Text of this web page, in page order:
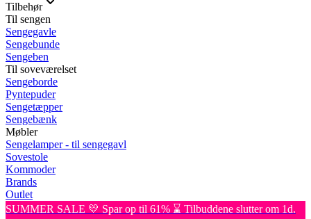
Tilbehør
Til sengen
Sengegavle
Sengebunde
Sengeben
Til soveværelset
Sengeborde
Pyntepuder
Sengetæpper
Sengebænk
Møbler
Sengelamper - til sengegavl
Sovestole
Kommoder
Brands
Outlet
SUMMER SALE 💛 Spar op til 61% ⌛ Tilbuddene slutter om 1d.